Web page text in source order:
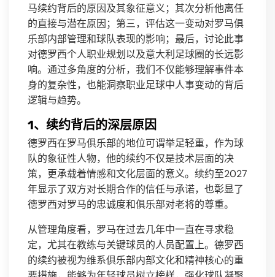
马续约背后的原因及其象征意义；其次分析他离任
的直接与潜在原因；第三，评估这一变动对罗马俱
乐部内部管理和球队表现的影响；最后，讨论此事
对德罗西个人职业规划以及意大利足球圈的长远影
响。通过多角度的分析，我们不仅能够理解事件本
身的复杂性，也能洞察职业足球中人事变动的背后
逻辑与趋势。
1、续约背后的深层原因
德罗西在罗马俱乐部的地位可谓举足轻重，作为球
队的象征性人物，他的续约不仅是技术层面的决
策，更承载着情感和文化层面的意义。续约至2027
年显示了双方对长期合作的信任与承诺，也彰显了
德罗西对罗马的忠诚度和俱乐部对老将的尊重。
从管理角度看，罗马在过去几年中一直在寻求稳
定，尤其在教练与关键球员的人员配置上。德罗西
的续约被视为维系俱乐部内部文化和精神核心的重